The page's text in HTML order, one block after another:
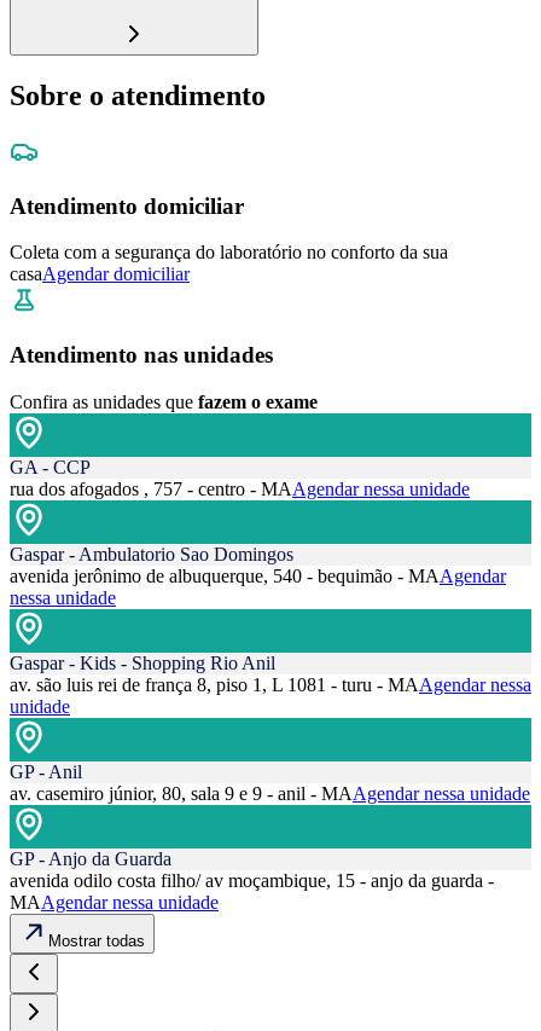
Sobre o atendimento
Atendimento domiciliar
Coleta com a segurança do laboratório no conforto da sua
casaAgendar domiciliar
Atendimento nas unidades
Confira as unidades que fazem o exame
GA - CCP
rua dos afogados , 757 - centro - MAAgendar nessa unidade
Gaspar - Ambulatorio Sao Domingos
avenida jerônimo de albuquerque, 540 - bequimão - MAAgendar
nessa unidade
Gaspar - Kids - Shopping Rio Anil
av. são luis rei de frança 8, piso 1, L 1081 - turu - MAAgendar nessa
unidade
GP - Anil
av. casemiro júnior, 80, sala 9 e 9 - anil - MAAgendar nessa unidade
GP - Anjo da Guarda
avenida odilo costa filho/ av moçambique, 15 - anjo da guarda -
MAAgendar nessa unidade
Mostrar todas